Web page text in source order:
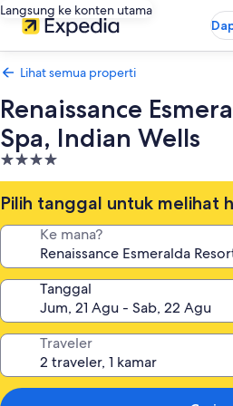
Langsung ke konten utama
Lihat semua properti
Renaissance
Spa, Indian Wells
Properti
bintang
4.0
Pilih tanggal untuk melihat
Ke mana?
Tanggal
Traveler